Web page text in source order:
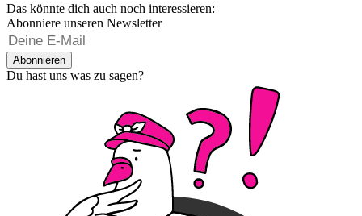
Das könnte dich auch noch interessieren:
Abonniere unseren Newsletter
Abonnieren
Du hast uns was zu sagen?